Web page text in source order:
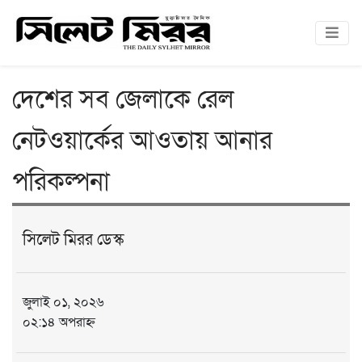
দেশের সব জেলাকে রেল
নেটওয়ার্কের আওতায় আনার
পরিকল্পনা
সিলেট মিরর ডেস্ক
জুলাই ০১, ২০২৬
০২:১৪ অপরাহ্ন